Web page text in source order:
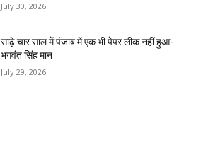
July 30, 2026
साढ़े चार साल में पंजाब में एक भी पेपर लीक नहीं हुआ-
भगवंत सिंह मान
July 29, 2026